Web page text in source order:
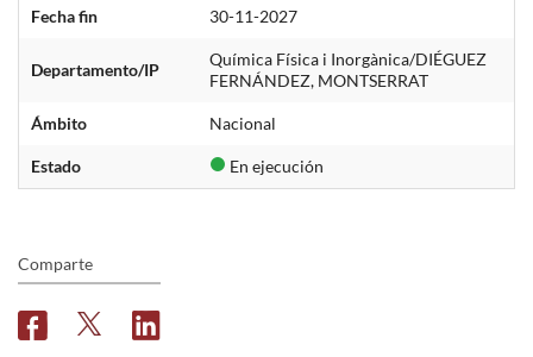
Fecha fin 30-11-2027
Departamento/IP
Química Física i Inorgànica/DIÉGUEZ
FERNÁNDEZ, MONTSERRAT
Ámbito Nacional
Estado En ejecución
Comparte
F
T
L